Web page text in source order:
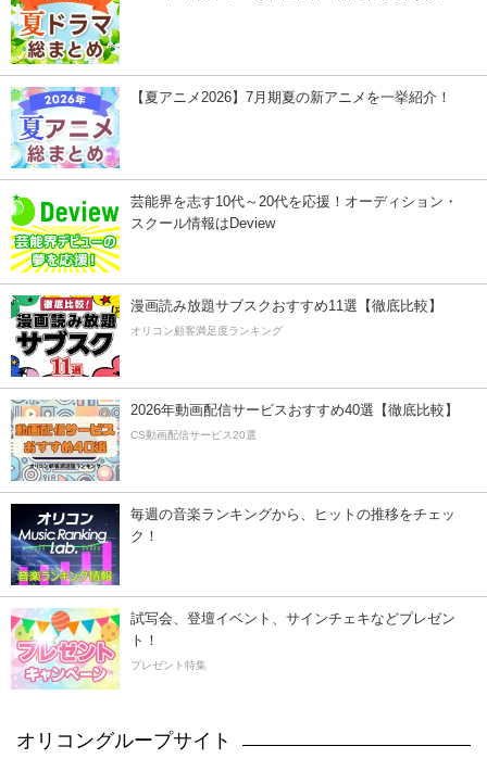
【夏アニメ2026】7月期夏の新アニメを一挙紹介！
芸能界を志す10代～20代を応援！オーディション・
スクール情報はDeview
漫画読み放題サブスクおすすめ11選【徹底比較】
オリコン顧客満足度ランキング
2026年動画配信サービスおすすめ40選【徹底比較】
CS動画配信サービス20選
毎週の音楽ランキングから、ヒットの推移をチェッ
ク！
試写会、登壇イベント、サインチェキなどプレゼン
ト！
プレゼント特集
オリコングループサイト